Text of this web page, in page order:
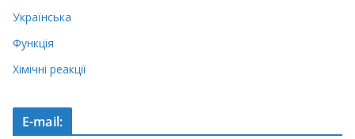
Українська
Функція
Хімічні реакції
E-mail: